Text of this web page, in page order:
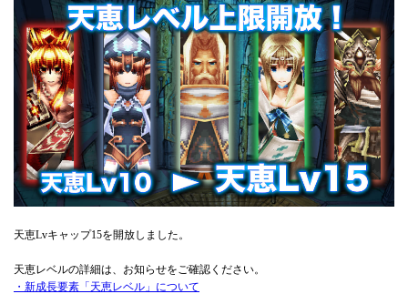
天恵Lvキャップ15を開放しました。
天恵レベルの詳細は、お知らせをご確認ください。
・新成長要素「天恵レベル」について